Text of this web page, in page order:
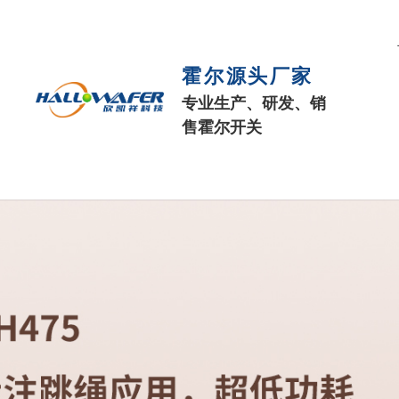
霍尔源头厂家
专业生产、研发、销
售霍尔开关